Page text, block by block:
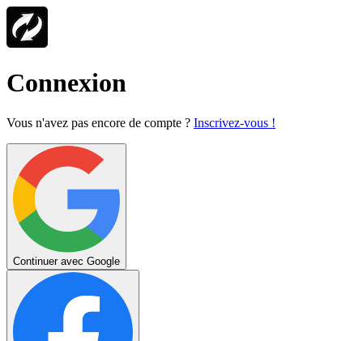
Connexion
Vous n'avez pas encore de compte ? Inscrivez-vous !
Continuer avec Google